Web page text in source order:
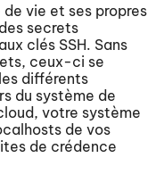
vie et ses propres
secrets
clés SSH. Sans
ceux-ci se
différents
du système de
votre système
de vos
de crédence